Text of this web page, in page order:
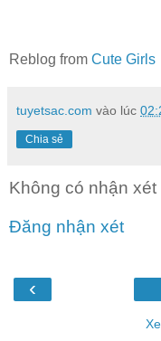
Reblog from Cute Girls
tuyetsac.com vào lúc
Chia sẻ
Không có nhận xét
Đăng nhận xét
‹